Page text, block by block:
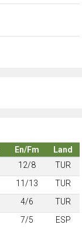
En/Fm
Land
12/8
TUR
11/13
TUR
4/6
TUR
7/5
ESP